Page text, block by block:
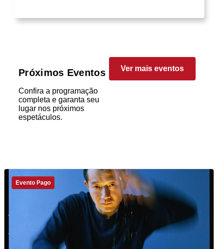
Próximos Eventos
Confira a programação
completa e garanta seu
lugar nos próximos
espetáculos.
Ver mais eventos
Evento Pago